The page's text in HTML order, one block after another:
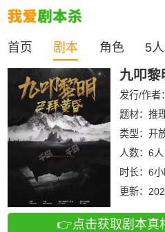
首页 剧本 角色 5人
九叩黎
发行/作者：
题材：推
类型： 开
人数： 6人
时长： 6
更新：
👉点击获取剧本真